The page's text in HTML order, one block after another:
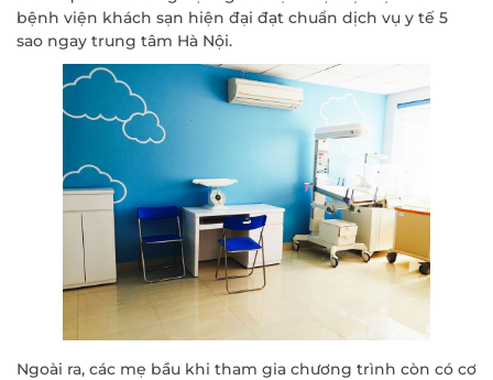
bệnh viện khách sạn hiện đại đạt chuẩn dịch vụ y tế 5
sao ngay trung tâm Hà Nội.
Ngoài ra, các mẹ bầu khi tham gia chương trình còn có cơ